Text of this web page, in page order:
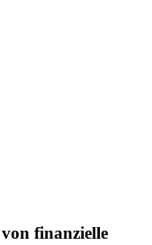
finanzielle